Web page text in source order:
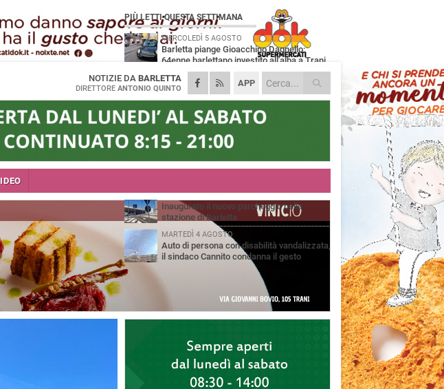
APP
NOTIZIE DA BARLETTA
DIRETTORE ANTONIO QUINTO
PIÙ LETTI QUESTA SETTIMANA
MERCOLEDÌ 5 AGOSTO
Barletta piange Gioacchino Dagnello:
64enne barlettano investito all'alba a Trani
GIOVEDÌ 6 AGOSTO
Il ricordo di "Cecco", il benzinaio col
sorriso: «Contava i giorni che lo
separavano dalla pensione»
MERCOLEDÌ 5 AGOSTO
sopralluogo nell'area dell'evento
Beni confiscati alla mafia. Nasce il servizio
VENERDÌ 31 LUGLIO
Inaugurato il nuovo parcheggio nella
stazione di Barletta
MARTEDÌ 4 AGOSTO
Auto di persona con disabilità vandalizzata,
il sindaco Cannito condanna il gesto